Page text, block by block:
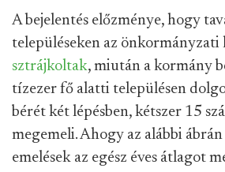
A bejelentés előzménye, hogy
településeken az
sztrájkoltak, miután a kormány
tízezer fő alatti településen
bérét két lépésben, kétszer 15
megemeli. Ahogy az alábbi
emelések az egész éves átlagot